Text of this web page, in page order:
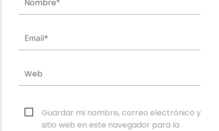
Guardar mi nombre, correo electrónico y
sitio web en este navegador para la